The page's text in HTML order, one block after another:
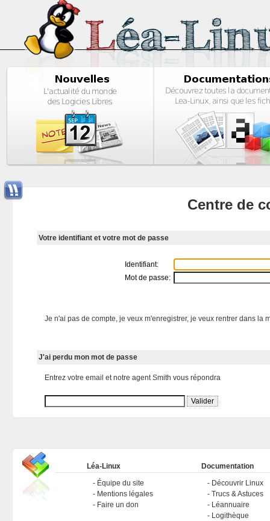
Centre de
Votre identifiant et votre mot de passe
Identifiant:
Mot de passe:
Je n'ai pas de compte, je veux m'enregistrer, je veux rentrer dans la
J'ai perdu mon mot de passe
Entrez votre email et notre agent Smith vous répondra
Léa-Linux
Équipe du site
Mentions légales
Faire un don
Documentation
Découvrir Linux
Trucs & Astuces
Léannuaire
Logithèque